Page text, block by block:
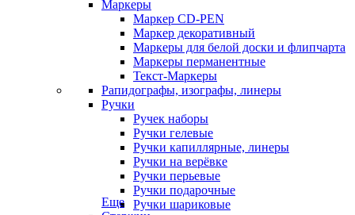
Маркеры
Маркер CD-PEN
Маркер декоративный
Маркеры для белой доски и флипчарта
Маркеры перманентные
Текст-Маркеры
Рапидографы, изографы, линеры
Ручки
Ручек наборы
Ручки гелевые
Ручки капиллярные, линеры
Ручки на верёвке
Ручки перьевые
Ручки подарочные
Ручки шариковые
Еще